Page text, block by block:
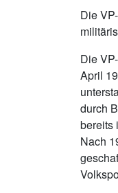
Die
Die
April
durch
bereits
Nach